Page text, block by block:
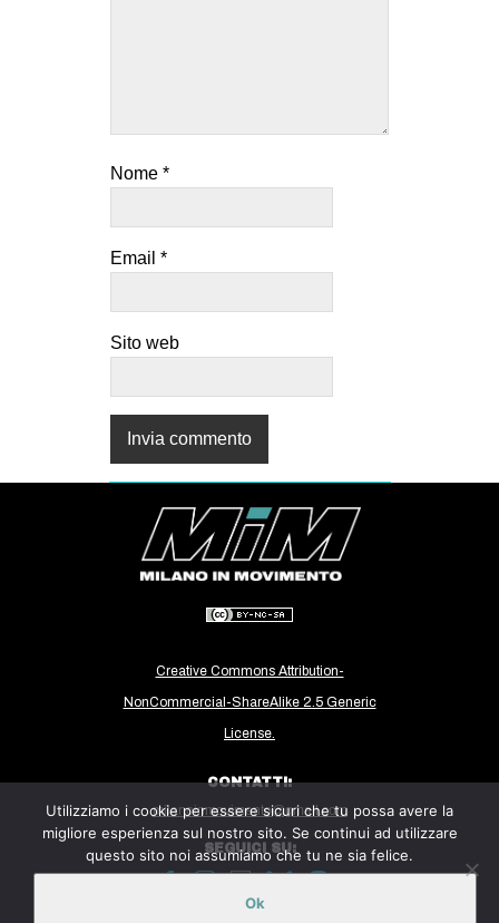
Nome *
Email *
Sito web
Creative Commons Attribution-
NonCommercial-ShareAlike 2.5 Generic
License.
CONTATTI:
milanoinmovimento@gmail.com
SEGUICI SU:
Utilizziamo i cookie per essere sicuri che tu possa avere la
migliore esperienza sul nostro sito. Se continui ad utilizzare
questo sito noi assumiamo che tu ne sia felice.
Ok